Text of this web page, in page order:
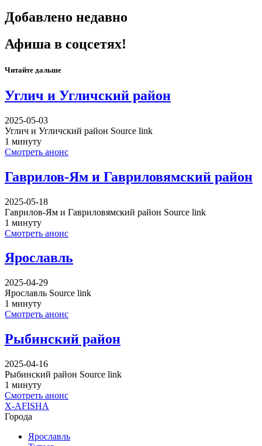
Добавлено недавно
Афиша в соцсетях!
Читайте дальше
Углич и Угличский район
2025-05-03
Углич и Угличский район Source link
1 минуту
Смотреть анонс
Гаврилов-Ям и Гавриловямский район
2025-05-18
Гаврилов-Ям и Гавриловямский район Source link
1 минуту
Смотреть анонс
Ярославль
2025-04-29
Ярославль Source link
1 минуту
Смотреть анонс
Рыбинский район
2025-04-16
Рыбинский район Source link
1 минуту
Смотреть анонс
X-AFISHA
Города
Ярославль